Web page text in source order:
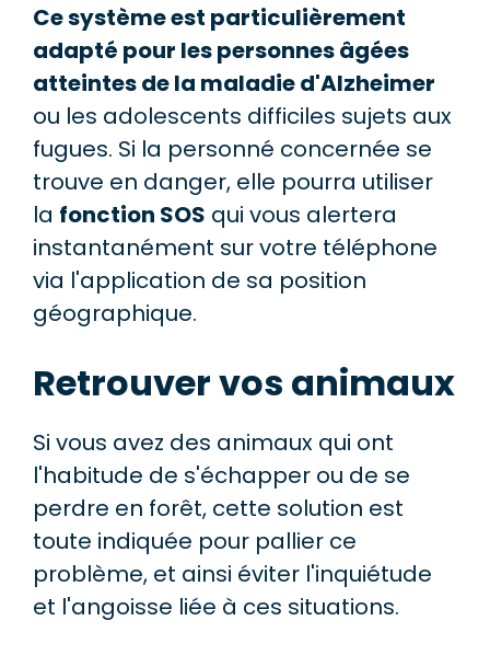
Ce système est particulièrement
adapté pour les personnes âgées
atteintes de la maladie d'Alzheimer
ou les adolescents difficiles sujets aux
fugues. Si la personné concernée se
trouve en danger, elle pourra utiliser
la fonction SOS qui vous alertera
instantanément sur votre téléphone
via l'application de sa position
géographique.
Retrouver vos animaux
Si vous avez des animaux qui ont
l'habitude de s'échapper ou de se
perdre en forêt, cette solution est
toute indiquée pour pallier ce
problème, et ainsi éviter l'inquiétude
et l'angoisse liée à ces situations.